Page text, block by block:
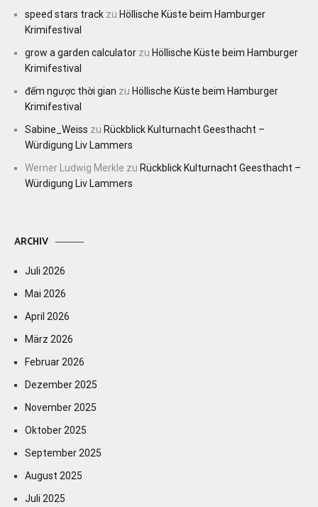
speed stars track zu Höllische Küste beim Hamburger
Krimifestival
grow a garden calculator zu Höllische Küste beim Hamburger
Krimifestival
đếm ngược thời gian zu Höllische Küste beim Hamburger
Krimifestival
Sabine_Weiss zu Rückblick Kulturnacht Geesthacht –
Würdigung Liv Lammers
Werner Ludwig Merkle zu Rückblick Kulturnacht Geesthacht –
Würdigung Liv Lammers
ARCHIV
Juli 2026
Mai 2026
April 2026
März 2026
Februar 2026
Dezember 2025
November 2025
Oktober 2025
September 2025
August 2025
Juli 2025